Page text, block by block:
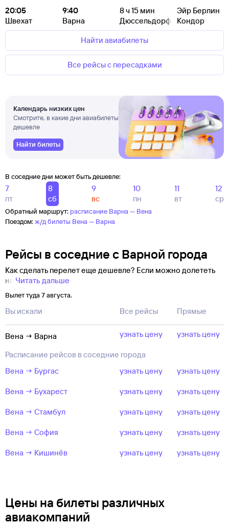
20:05
Швехат
9:40
Варна
8ч 15 мин
Дюссельдорф
Эйр Берлин
Кондор
Найти авиабилеты
Все рейсы с пересадками
Календарь низких цен
Смотрите, в какие дни авиабилеты
дешевле
Найти билеты
В соседние дни может быть дешевле:
7
пт
8
сб
9
вс
10
пн
11
вт
12
ср
Обратный маршрут: расписание Варна — Вена
Поездом:ж/д билеты Вена — Варна
Рейсы в соседние с Варной города
Как сделать перелет еще дешевле? Если можно долететь
на Читать дальше
Вылет туда 7 августа.
Вы искали Все рейсы Прямые
Вена → Варна узнать цену узнать цену
Расписание рейсов в соседние города
Вена → Бургас
узнать цену узнать цену
Вена → Бухарест узнать цену узнать цену
Вена → Стамбул узнать цену узнать цену
Вена → София узнать цену узнать цену
Вена → Кишинёв узнать цену узнать цену
Цены на билеты различных
авиакомпаний